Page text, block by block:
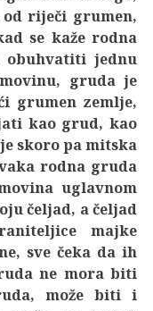
riječi grumen,
se kaže rodna
obuhvatiti jednu
gruda je
grumen zemlje,
kao grud, kao
skoro pa mitska
rodna gruda
uglavnom
čeljad, a čeljad
majke
sve čeka da ih
ne mora biti
može biti i